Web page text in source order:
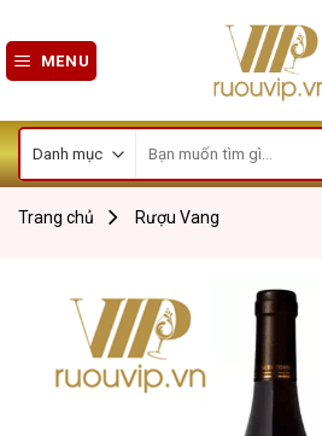
to
content
MENU
kiếm:
Trang chủ Rượu Vang